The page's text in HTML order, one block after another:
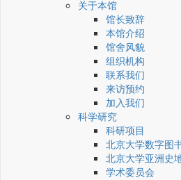
关于本馆
馆长致辞
本馆介绍
馆舍风貌
组织机构
联系我们
来访预约
加入我们
科学研究
科研项目
北京大学数字图
北京大学亚洲史
学术委员会